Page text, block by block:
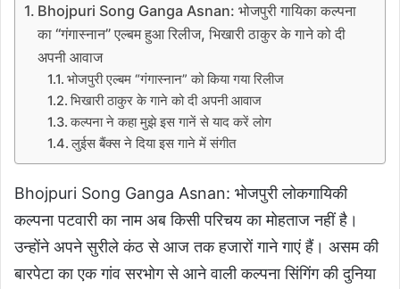
Bhojpuri Song Ganga Asnan: भोजपुरी गायिका कल्पना
का “गंगास्नान” एल्बम हुआ रिलीज, भिखारी ठाकुर के गाने को दी
अपनी आवाज
भोजपुरी एल्बम “गंगास्नान” को किया गया रिलीज
भिखारी ठाकुर के गाने को दी अपनी आवाज
कल्पना ने कहा मुझे इस गानें से याद करें लोग
लुईस बैंक्स ने दिया इस गाने में संगीत
Bhojpuri Song Ganga Asnan: भोजपुरी लोकगायिकी
कल्पना पटवारी का नाम अब किसी परिचय का मोहताज नहीं है।
उन्होंने अपने सुरीले कंठ से आज तक हजारों गाने गाएं हैं। असम की
बारपेटा का एक गांव सरभोग से आने वाली कल्पना सिंगिंग की दुनिया